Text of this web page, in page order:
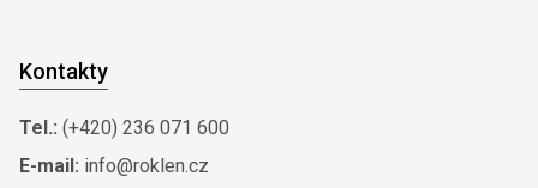
Kontakty
Tel.: (+420) 236 071 600
E-mail: info@roklen.cz